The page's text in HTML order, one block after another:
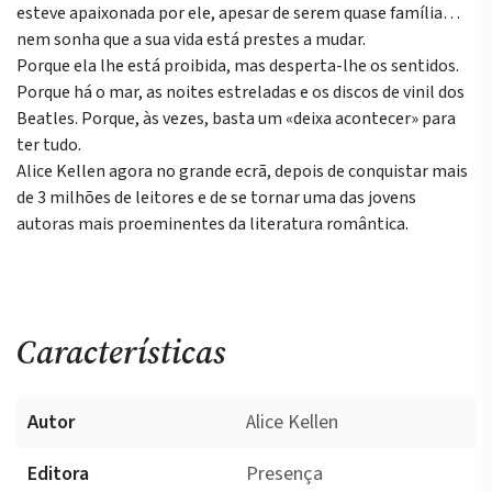
esteve apaixonada por ele, apesar de serem quase família…
nem sonha que a sua vida está prestes a mudar.
Porque ela lhe está proibida, mas desperta-lhe os sentidos.
Porque há o mar, as noites estreladas e os discos de vinil dos
Beatles. Porque, às vezes, basta um «deixa acontecer» para
ter tudo.
Alice Kellen agora no grande ecrã, depois de conquistar mais
de 3 milhões de leitores e de se tornar uma das jovens
autoras mais proeminentes da literatura romântica.
Características
Autor
Alice Kellen
Editora
Presença